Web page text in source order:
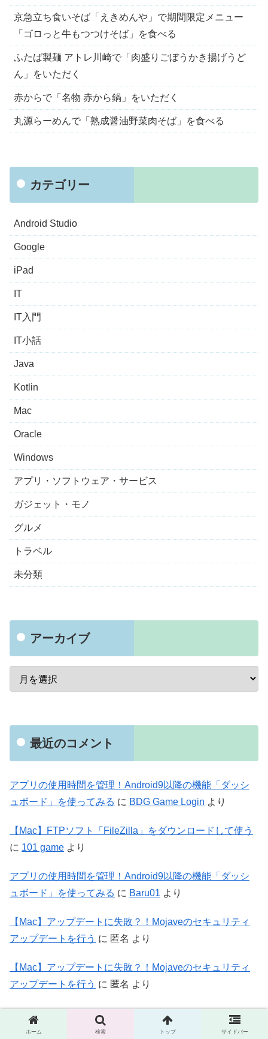
京急立ち食いそば「えきめんや」で期間限定メニュー
「ゴロっと牛もつつけそば」を食べる
ふたば製麺 アトレ川崎で「肉盛りごぼうかき揚げうど
ん」をいただく
赤からで「名物 赤から鍋」をいただく
丸源らーめんで「熟成醤油野菜肉そば」を食べる
カテゴリー
Android Studio
Google
iPad
IT
IT入門
IT小話
Java
Kotlin
Mac
Oracle
Windows
アプリ・ソフトウェア・サービス
ガジェット・モノ
グルメ
トラベル
未分類
アーカイブ
最近のコメント
アプリの使用時間を管理！Android9以降の機能「ダッシ
ュボード」を使ってみる に BDG Game Login より
【Mac】FTPソフト「FileZilla」をダウンロードして使う
に 101 game より
アプリの使用時間を管理！Android9以降の機能「ダッシ
ュボード」を使ってみる に Baru01 より
【Mac】アップデートに失敗？！Mojaveのセキュリティ
アップデートを行う に 匿名 より
【Mac】アップデートに失敗？！Mojaveのセキュリティ
アップデートを行う に 匿名 より
ホーム 検索 トップ サイドバー